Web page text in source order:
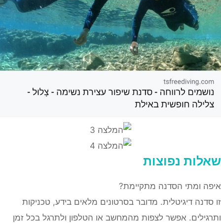
נפוצות
ומתי הסדנה מתקיימת?
דיגיטלית. מדובר בסרטונים מלאים בידע, טכניקות
אפשר לצפות מהמחשב או הטלפון ולתרגל בכל זמן